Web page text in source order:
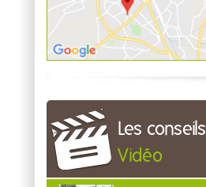
Les conseils
Vidéo